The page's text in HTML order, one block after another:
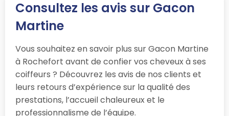
Consultez les avis sur Gacon
Martine
Vous souhaitez en savoir plus sur Gacon Martine
à Rochefort avant de confier vos cheveux à ses
coiffeurs ? Découvrez les avis de nos clients et
leurs retours d’expérience sur la qualité des
prestations, l’accueil chaleureux et le
professionnalisme de l’équipe.